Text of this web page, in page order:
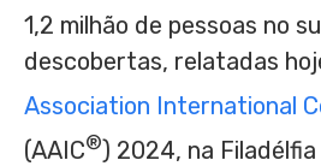
1,2 milhão de pessoas no
descobertas, relatadas
Association International
(AAIC®) 2024, na